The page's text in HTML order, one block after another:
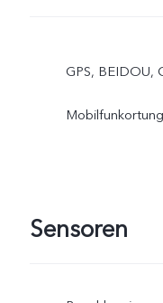
GPS, BEIDOU,
Sensoren